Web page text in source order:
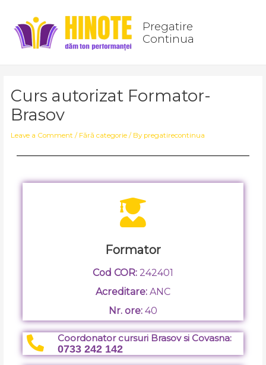
content
Pregatire
Continua
Curs autorizat Formator-
Brasov
Leave a Comment / Fără categorie / By pregatirecontinua
Formator
Cod COR: 242401
Acreditare: ANC
Nr. ore: 40
Coordonator cursuri Brasov si Covasna:
0733 242 142
navigation